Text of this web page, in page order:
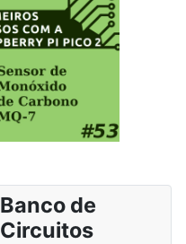
Banco de
Circuitos